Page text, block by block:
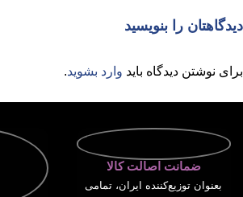
دیدگاهتان را بنویسید
برای نوشتن دیدگاه باید وارد بشوید.
ضمانت اصالت کالا
بعنوان توزیع‌کننده ایران، تمامی